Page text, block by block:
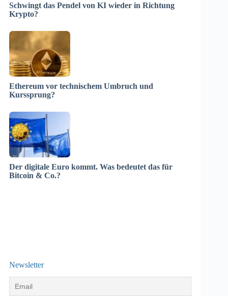
Schwingt das Pendel von KI wieder in Richtung
Krypto?
Ethereum vor technischem Umbruch und
Kurssprung?
Der digitale Euro kommt. Was bedeutet das für
Bitcoin & Co.?
Newsletter